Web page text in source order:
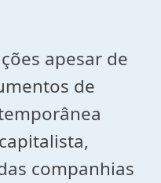
apesar de
de
companhias